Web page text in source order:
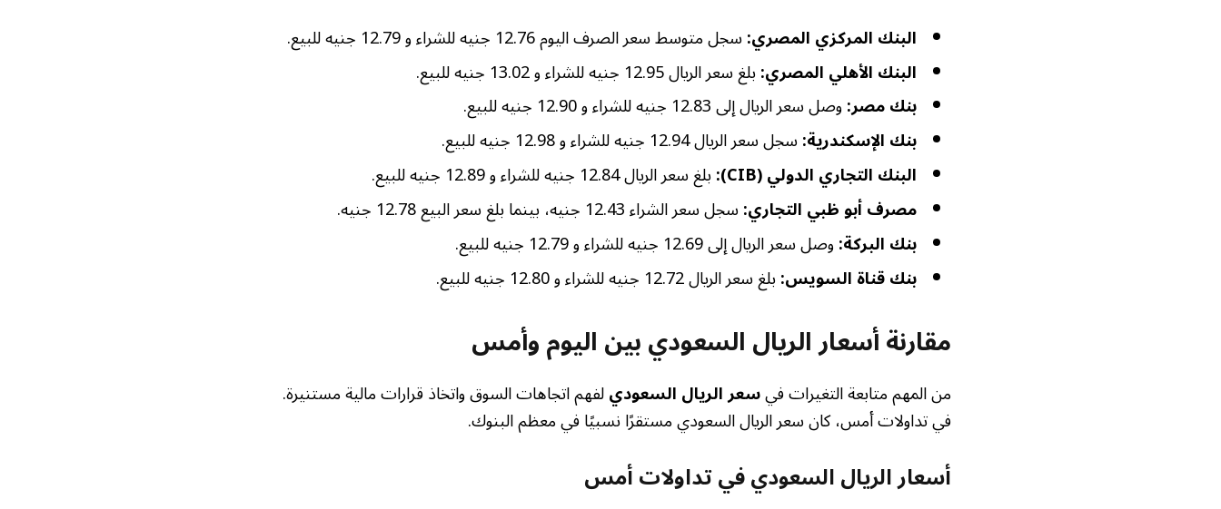
البنك المركزي المصري:سجل متوسط سعر الصرف اليوم 12.76 جنيه للشراء و 12.79 جنيه للبيع.
البنك الأهلي المصري:بلغ سعر الريال 12.95 جنيه للشراء و 13.02 جنيه للبيع.
بنك مصر:وصل سعر الريال إلى 12.83 جنيه للشراء و 12.90 جنيه للبيع.
بنك الإسكندرية:سجل سعر الريال 12.94 جنيه للشراء و 12.98 جنيه للبيع.
البنك التجاري الدولي (CIB):
بلغ سعر الريال 12.84 جنيه للشراء و 12.89 جنيه للبيع.
مصرف أبو ظبي التجاري:سجل سعر الشراء 12.43 جنيه، بينما بلغ سعر البيع 12.78 جنيه.
بنك البركة:وصل سعر الريال إلى 12.69 جنيه للشراء و 12.79 جنيه للبيع.
بنك قناة السويس:بلغ سعر الريال 12.72 جنيه للشراء و 12.80 جنيه للبيع.
مقارنة أسعار الريال السعودي بين اليوم وأمس
من المهم متابعة التغيرات فيسعر الريال السعوديلفهم اتجاهات السوق واتخاذ قرارات مالية مستنيرة.
في تداولات أمس، كان سعر الريال السعودي مستقرًا نسبيًا في معظم البنوك.
أسعار الريال السعودي في تداولات أمس